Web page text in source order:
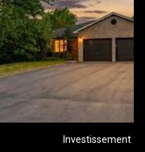
Investissement